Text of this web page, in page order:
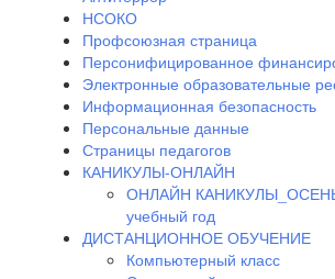
НСОКО
Профсоюзная страница
Персонифицированное
Электронные образовательные
Информационная безопасность
Персональные данные
Страницы педагогов
КАНИКУЛЫ-ОНЛАЙН
ОНЛАЙН КАНИКУЛЫ_ОСЕНЬ
учебный год
ДИСТАНЦИОННОЕ ОБУЧЕНИЕ
Компьютерный класс